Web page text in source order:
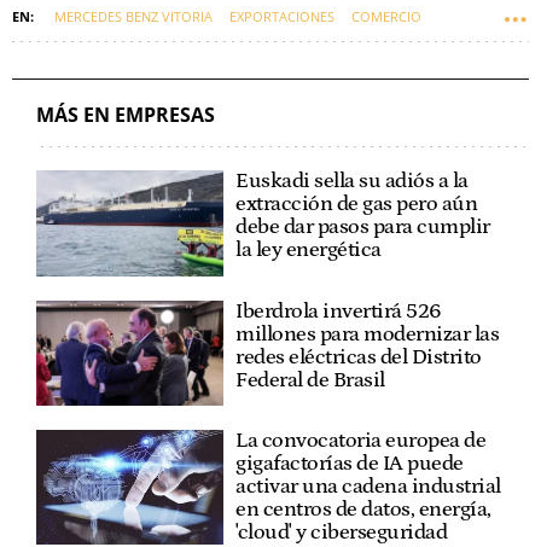
MERCEDES BENZ VITORIA EXPORTACIONES COMERCIO
MÁS EN EMPRESAS
Euskadi sella su adiós a la
extracción de gas pero aún
debe dar pasos para cumplir
la ley energética
Iberdrola invertirá 526
millones para modernizar las
redes eléctricas del Distrito
Federal de Brasil
La convocatoria europea de
gigafactorías de IA puede
activar una cadena industrial
en centros de datos, energía,
'cloud' y ciberseguridad